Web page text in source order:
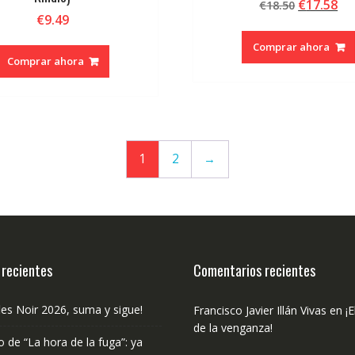
€9.49
Comprar ahora
€18.50 El
original
era:
€17.58El
es:
Comprar ahora
1 2 →
Noir 2026, suma y sigue!
de “La hora de la fuga”: ya
Comentarios recientes
Francisco Javier Illán Vivas en
de la venganza!